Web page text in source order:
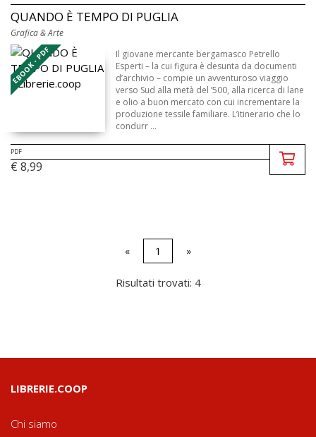
QUANDO È TEMPO DI PUGLIA
Grafica & Arte
EBOOK - PDF
Il giovane mercante bergamasco Petrello
Esperti – la cui figura è desunta da documenti
d’archivio – compie un av­­venturoso viaggio
verso Sud alla metà del ’500, alla ricerca di lane
e olio a buon mercato con cui incrementare la
produzione tessile familiare. L’itinerario che lo
condurr ...
PDF
€ 8,99
« 1 »
Risultati trovati: 4
LIBRERIE.COOP
Chi siamo